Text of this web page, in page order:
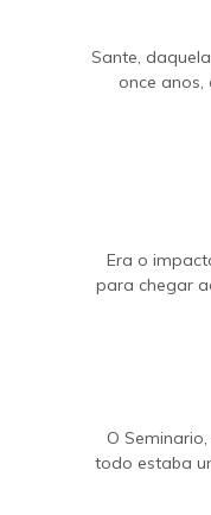
Sante,
once
Era o
para chegar
O
todo estaba